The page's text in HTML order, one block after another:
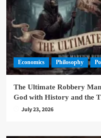
Economics Philosophy
The Ultimate Robbery
God with History and the
July 23, 2026